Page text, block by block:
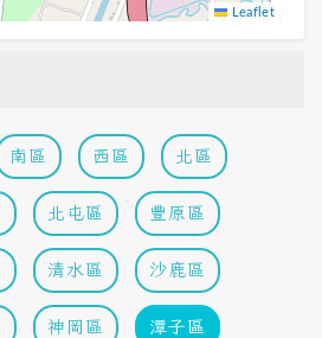
Leaflet
南區 西區 北區
北屯區 豐原區
清水區 沙鹿區
神岡區 潭子區